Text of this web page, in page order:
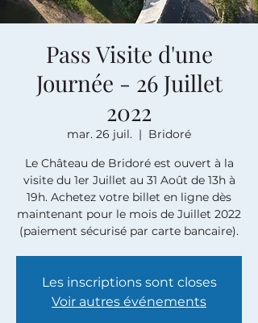
Pass Visite d'une
Journée - 26 Juillet
2022
mar. 26 juil.
  |
Bridoré
Le Château de Bridoré est ouvert à la
visite du 1er Juillet au 31 Août de 13h à
19h. Achetez votre billet en ligne dès
maintenant pour le mois de Juillet 2022
(paiement sécurisé par carte bancaire).
Les inscriptions sont closes
Voir autres événements